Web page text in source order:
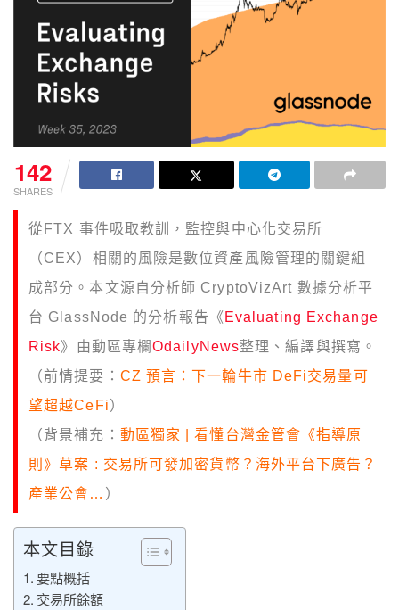
142
SHARES
從FTX 事件吸取教訓，監控與中心化交易所
（CEX）相關的風險是數位資產風險管理的關鍵組
成部分。本文源自分析師 CryptoVizArt 數據分析平
台 GlassNode 的分析報告《 Evaluating Exchange
Risk》由動區專欄OdailyNews整理、編譯與撰寫。
（前情提要： CZ 預言：下一輪牛市 DeFi交易量可
望超越CeFi）
（背景補充： 動區獨家 | 看懂台灣金管會《指導原
則》草案 : 交易所可發加密貨幣？海外平台下廣告？
產業公會… ）
本文目錄
要點概括
交易所餘額